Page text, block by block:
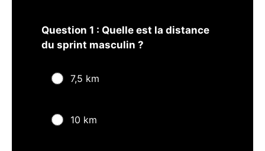
Question 1 : Quelle est la distance
du sprint masculin ?
7,5 km
10 km